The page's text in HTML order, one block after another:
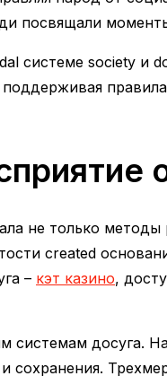
посвящали
системе society и
не только
created
– кэт казино,
системам досуга.